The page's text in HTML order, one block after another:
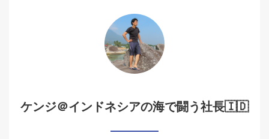
ケンジ＠インドネシアの海で闘う社長🇮🇩